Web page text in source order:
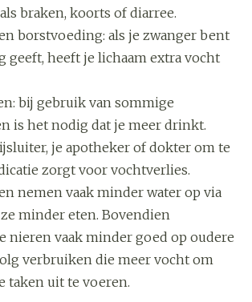
braken, koorts of diarree.
borstvoeding: als je zwanger bent
geeft, heeft je lichaam extra vocht
bij gebruik van sommige
is het nodig dat je meer drinkt.
je apotheker of dokter om te
zorgt voor vochtverlies.
nemen vaak minder water op via
minder eten. Bovendien
nieren vaak minder goed op oudere
verbruiken die meer vocht om
taken uit te voeren.